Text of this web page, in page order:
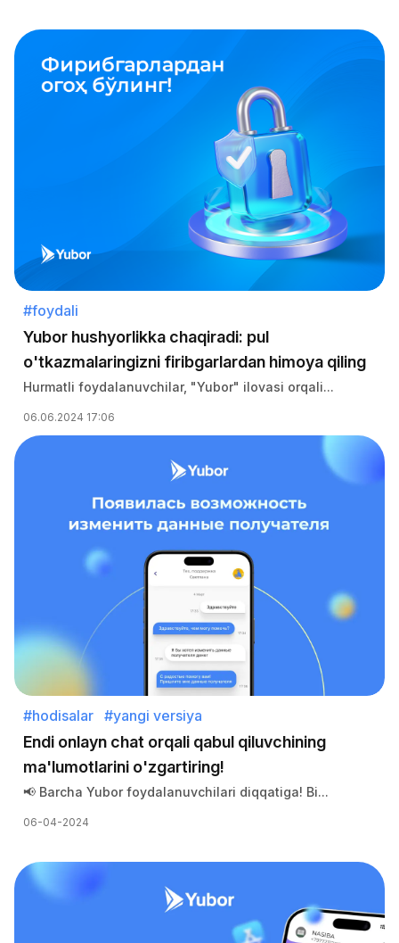
#foydali
Yubor hushyorlikka chaqiradi: pul
o'tkazmalaringizni firibgarlardan himoya qiling
Hurmatli foydalanuvchilar, "Yubor" ilovasi orqali...
06.06.2024 17:06
#hodisalar #yangi versiya
Endi onlayn chat orqali qabul qiluvchining
ma'lumotlarini o'zgartiring!
📢 Barcha Yubor foydalanuvchilari diqqatiga! Bi...
06-04-2024